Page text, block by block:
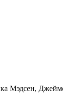
Мэдсен,